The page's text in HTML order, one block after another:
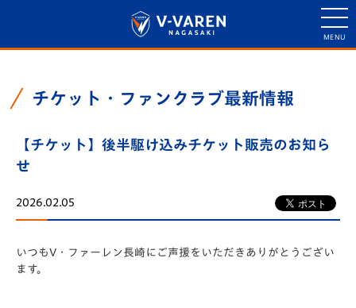
チケット・ファンクラブ最新情報
【チケット】後半駆け込みチケット販売のお知ら
せ
2026.02.05
いつもV・ファーレン長崎にご声援をいただきありがとうござい
ます。